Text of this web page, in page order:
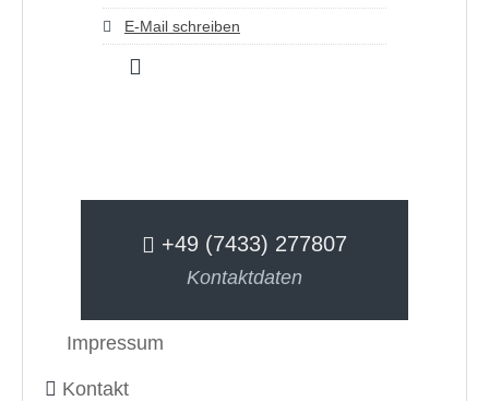
E-Mail schreiben
+49 (7433) 277807
Kontaktdaten
Impressum
Kontakt